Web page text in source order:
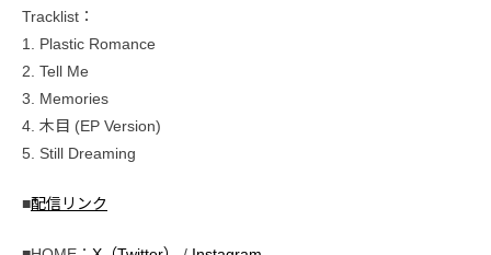
Tracklist：
1. Plastic Romance
2. Tell Me
3. Memories
4. 木目 (EP Version)
5. Still Dreaming
■配信リンク